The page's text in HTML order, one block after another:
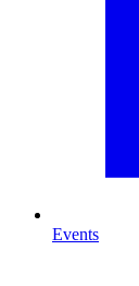
Events